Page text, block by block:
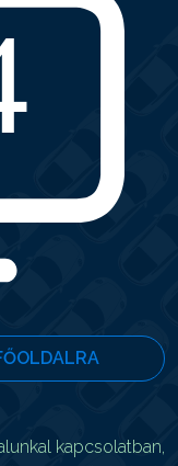
kapcsolatban,